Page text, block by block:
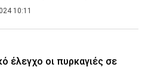
10:11
έλεγχο οι πυρκαγιές σε